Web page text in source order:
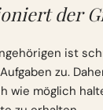
der
ist
zu.
wie möglich